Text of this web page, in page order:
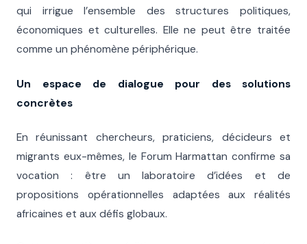
qui irrigue l’ensemble des structures politiques,
économiques et culturelles. Elle ne peut être traitée
comme un phénomène périphérique.
Un espace de dialogue pour des solutions
concrètes
En réunissant chercheurs, praticiens, décideurs et
migrants eux-mêmes, le Forum Harmattan confirme sa
vocation : être un laboratoire d’idées et de
propositions opérationnelles adaptées aux réalités
africaines et aux défis globaux.